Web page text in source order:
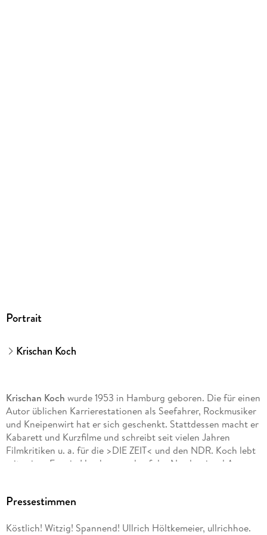
Portrait
Krischan Koch
Krischan Koch wurde 1953 in Hamburg geboren. Die für einen
Autor üblichen Karrierestationen als Seefahrer, Rockmusiker
und Kneipenwirt hat er sich geschenkt. Stattdessen macht er
Kabarett und Kurzfilme und schreibt seit vielen Jahren
Filmkritiken u. a. für die >DIE ZEIT< und den NDR. Koch lebt
mit seiner Frau in Hamburg und auf der Nordseeinsel Amrum,
Pressestimmen
Köstlich! Witzig! Spannend! Ullrich Höltkemeier, ullrichhoe.